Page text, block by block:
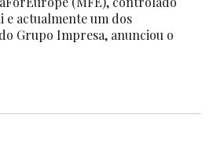
actualmente um dos
Grupo Impresa, anunciou o